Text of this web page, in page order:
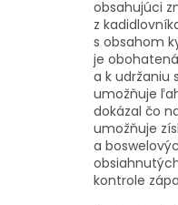
obsahujúci
z
s obsahom
je
a k udržaniu
umožňuje
dokázal čo
umožňuje
a
kontrole